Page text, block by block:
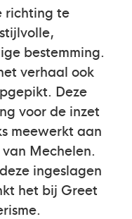
richting te
bestemming.
verhaal ook
Deze
voor de inzet
meewerkt aan
Mechelen.
ingeslagen
het bij Greet